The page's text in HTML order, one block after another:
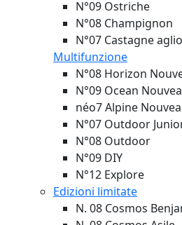
N°09 Ostriche
N°08 Champignon
N°07 Castagne
Multifunzione
N°08 Horizon
N°09 Ocean
néo7 Alpine
N°07 Outdoor
N°08 Outdoor
N°09 DIY
N°12 Explore
Edizioni limitate
N. 08 Cosmos